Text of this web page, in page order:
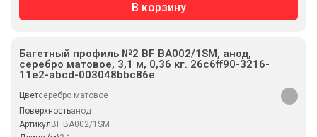
В корзину
Багетный профиль №2 BF BA002/1SM, анод,
серебро матовое, 3,1 м, 0,36 кг. 26c6ff90-3216-
11e2-abcd-003048bbc86e
Цветсеребро матовое
Поверхностьанод
АртикулBF BA002/1SM